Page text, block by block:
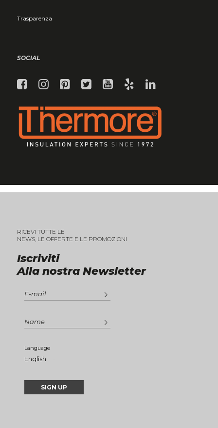
Trasparenza
SOCIAL
Iscriviti
Alla nostra Newsletter
RICEVI TUTTE LE
NEWS, LE OFFERTE E LE PROMOZIONI
Language